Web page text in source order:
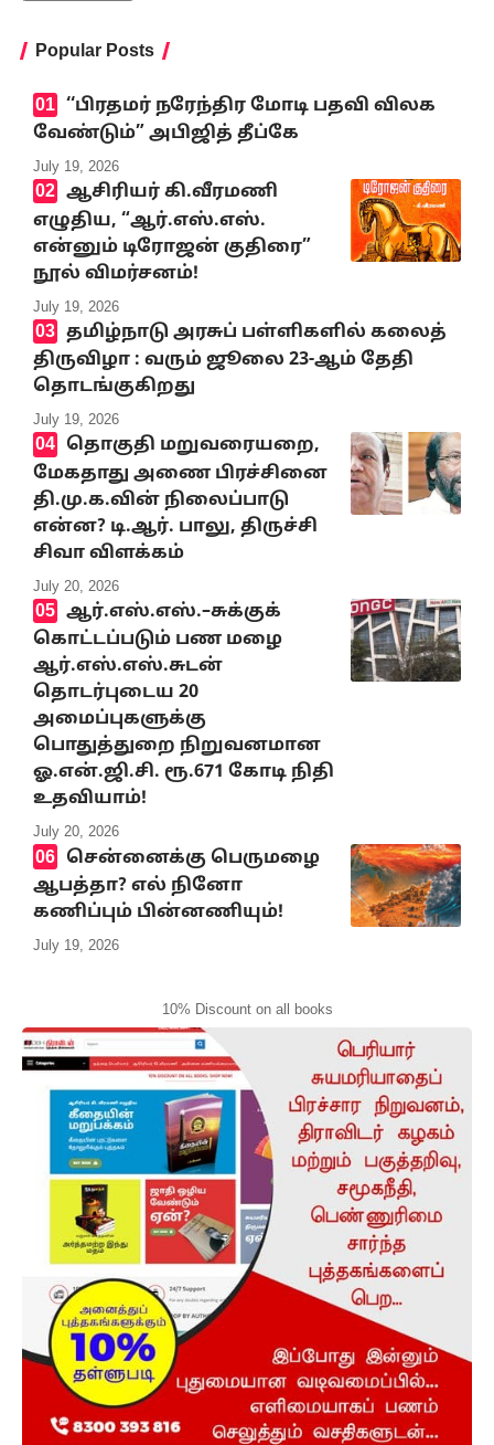
Popular Posts
‘‘பிரதமர் நரேந்திர மோடி பதவி விலக
வேண்டும்” அபிஜித் தீப்கே
July 19, 2026
ஆசிரியர் கி.வீரமணி
எழுதிய, “ஆர்.எஸ்.எஸ்.
என்னும் டிரோஜன் குதிரை”
நூல் விமர்சனம்!
July 19, 2026
தமிழ்நாடு அரசுப் பள்ளிகளில் கலைத்
திருவிழா : வரும் ஜூலை 23-ஆம் தேதி
தொடங்குகிறது
July 19, 2026
தொகுதி மறுவரையறை,
மேகதாது அணை பிரச்சினை
தி.மு.க.வின் நிலைப்பாடு
என்ன? டி.ஆர். பாலு, திருச்சி
சிவா விளக்கம்
July 20, 2026
ஆர்.எஸ்.எஸ்.–சுக்குக்
கொட்டப்படும் பண மழை
ஆர்.எஸ்.எஸ்.சுடன்
தொடர்புடைய 20
அமைப்புகளுக்கு
பொதுத்துறை நிறுவனமான
ஓ.என்.ஜி.சி. ரூ.671 கோடி நிதி
உதவியாம்!
July 20, 2026
சென்னைக்கு பெருமழை
ஆபத்தா? எல் நினோ
கணிப்பும் பின்னணியும்!
July 19, 2026
10% Discount on all books